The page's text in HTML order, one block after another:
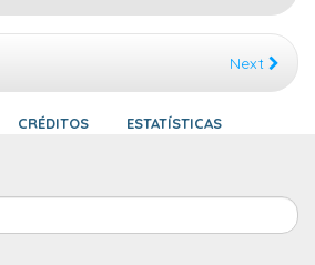
Next
CRÉDITOS ESTATÍSTICAS